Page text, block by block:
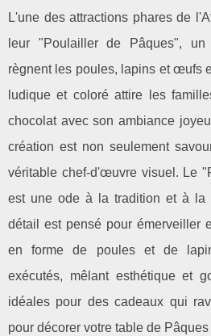
L'une des attractions phares de
leur "Poulailler de Pâques",
règnent les poules, lapins et œufs
ludique et coloré attire les
chocolat avec son ambiance
création est non seulement
véritable chef-d'œuvre visuel. Le
est une ode à la tradition et à la
détail est pensé pour émerveiller
en forme de poules et de
exécutés, mêlant esthétique et
idéales pour des cadeaux qui
pour décorer votre table de